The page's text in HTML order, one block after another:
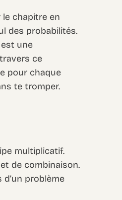
chapitre en
des probabilités.
une
ce
pour chaque
te tromper.
multiplicatif.
de combinaison.
problème